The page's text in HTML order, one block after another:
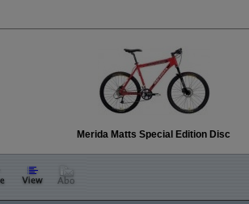
Merida Matts Special Edition Disc